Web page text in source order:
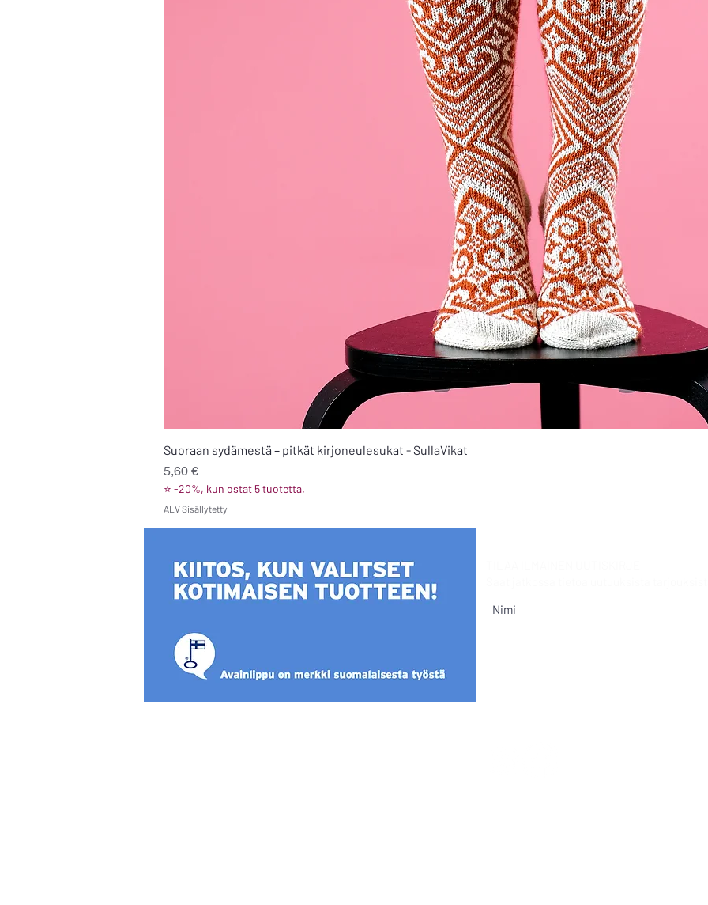
Suoraan sydämestä – pitkät kirjoneulesukat - SullaVikat
Hinta
5,60 €
⭐ -20%, kun ostat 5 tuotetta.
ALV Sisällytetty